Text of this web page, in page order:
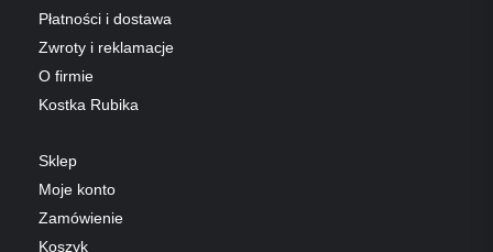
Płatności i dostawa
Zwroty i reklamacje
O firmie
Kostka Rubika
Sklep
Moje konto
Zamówienie
Koszyk